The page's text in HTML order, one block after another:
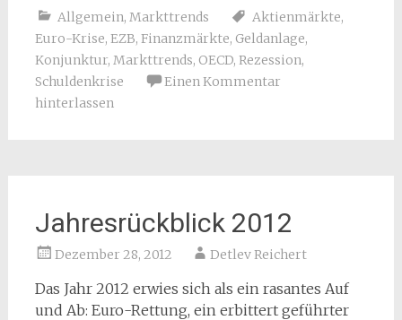
Allgemein, Markttrends Aktienmärkte,
Euro-Krise, EZB, Finanzmärkte, Geldanlage,
Konjunktur, Markttrends, OECD, Rezession,
Schuldenkrise
Einen Kommentar
hinterlassen
Jahresrückblick 2012
Dezember 28, 2012 Detlev Reichert
Das Jahr 2012 erwies sich als ein rasantes Auf
und Ab: Euro-Rettung, ein erbittert geführter